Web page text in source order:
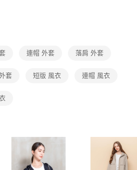
，點擊此簡訊中的連結，可透過四大超商／
行付款，方視為交易完成。
不需立刻繳費，但若您需要取消訂單，請聯絡
意取消之訂單仍視為有效，需透過AFTEE先享
先享後付 」之結帳頁面顯示為準，若有關於
support/home
公司提供之「AFTEE先享後付」服務完成之交
提供個人資料，並將交易相關給付款項請求債
司。
請瀏覽以下網址：
得法定代理人或監護人之同意方可使用
含以上)免運費
連帽 外套 落肩 外套
套 短版 風衣 連帽 風衣